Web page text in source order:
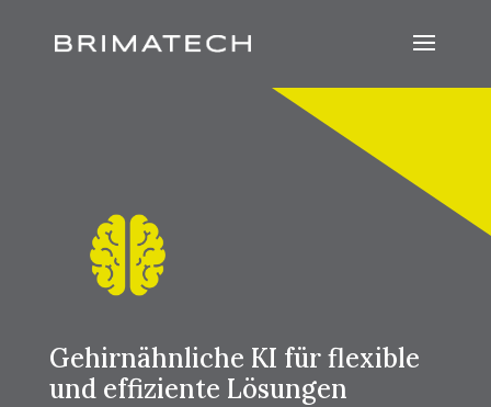
Gehirnähnliche KI für flexible
und effiziente Lösungen